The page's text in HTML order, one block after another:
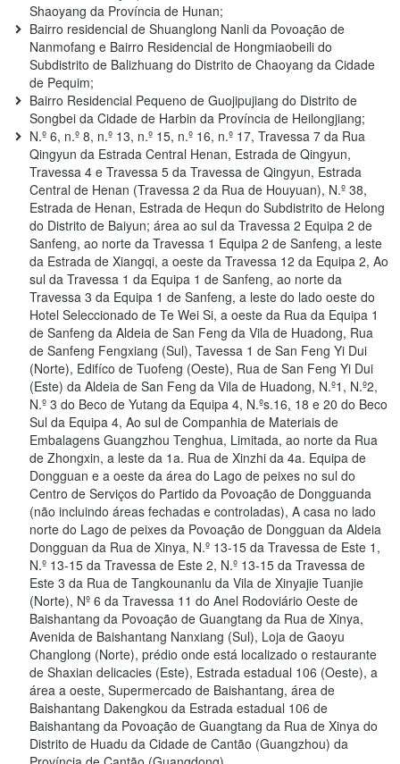
Shaoyang da Província de Hunan;
Bairro residencial de Shuanglong Nanli da Povoação de
Nanmofang e Bairro Residencial de Hongmiaobeili do
Subdistrito de Balizhuang do Distrito de Chaoyang da Cidade
de Pequim;
Bairro Residencial Pequeno de Guojipujiang do Distrito de
Songbei da Cidade de Harbin da Província de Heilongjiang;
N.º 6, n.º 8, n.º 13, n.º 15, n.º 16, n.º 17, Travessa 7 da Rua
Qingyun da Estrada Central Henan, Estrada de Qingyun,
Travessa 4 e Travessa 5 da Travessa de Qingyun, Estrada
Central de Henan (Travessa 2 da Rua de Houyuan), N.º 38,
Estrada de Henan, Estrada de Hequn do Subdistrito de Helong
do Distrito de Baiyun; área ao sul da Travessa 2 Equipa 2 de
Sanfeng, ao norte da Travessa 1 Equipa 2 de Sanfeng, a leste
da Estrada de Xiangqi, a oeste da Travessa 12 da Equipa 2, Ao
sul da Travessa 1 da Equipa 1 de Sanfeng, ao norte da
Travessa 3 da Equipa 1 de Sanfeng, a leste do lado oeste do
Hotel Seleccionado de Te Wei Si, a oeste da Rua da Equipa 1
de Sanfeng da Aldeia de San Feng da Vila de Huadong, Rua
de Sanfeng Fengxiang (Sul), Tavessa 1 de San Feng Yi Dui
(Norte), Edifíco de Tuofeng (Oeste), Rua de San Feng Yi Dui
(Este) da Aldeia de San Feng da Vila de Huadong, N.º1, N.º2,
N.º 3 do Beco de Yutang da Equipa 4, N.ºs.16, 18 e 20 do Beco
Sul da Equipa 4, Ao sul de Companhia de Materiais de
Embalagens Guangzhou Tenghua, Limitada, ao norte da Rua
de Zhongxin, a leste da 1a. Rua de Xinzhi da 4a. Equipa de
Dongguan e a oeste da área do Lago de peixes no sul do
Centro de Serviços do Partido da Povoação de Dongguanda
(não incluindo áreas fechadas e controladas), A casa no lado
norte do Lago de peixes da Povoação de Dongguan da Aldeia
Dongguan da Rua de Xinya, N.º 13-15 da Travessa de Este 1,
N.º 13-15 da Travessa de Este 2, N.º 13-15 da Travessa de
Este 3 da Rua de Tangkounanlu da Vila de Xinyajie Tuanjie
(Norte), Nº 6 da Travessa 11 do Anel Rodoviário Oeste de
Baishantang da Povoação de Guangtang da Rua de Xinya,
Avenida de Baishantang Nanxiang (Sul), Loja de Gaoyu
Changlong (Norte), prédio onde está localizado o restaurante
de Shaxian delicacies (Este), Estrada estadual 106 (Oeste), a
área a oeste, Supermercado de Baishantang, área de
Baishantang Dakengkou da Estrada estadual 106 de
Baishantang da Povoação de Guangtang da Rua de Xinya do
Distrito de Huadu da Cidade de Cantão (Guangzhou) da